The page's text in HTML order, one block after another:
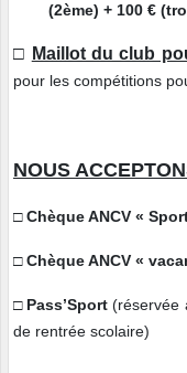
(2ème) + 100 €
□ Maillot du club
pour les compétitions
NOUS
□ Chèque ANCV «
□ Chèque ANCV «
□ Pass’Sport(réservée
de rentrée scolaire)